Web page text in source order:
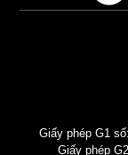
Giấy phép G1
Giấy phép